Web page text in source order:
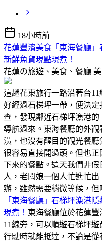
18小時前
花蓮豐濱美食「東海餐廳」
新鮮魚貨現點現煮！
花蓮の旅遊、美食、餐廳
這趟花東旅行一路沿著台
好經過石梯坪一帶，便決
查，發現鄰近石梯坪漁港的
導航過來。東海餐廳的外
潢，也沒有醒目的觀光餐
很容易直接開過頭。但也
下來的餐點。這天我們非
人，老闆娘一個人忙進忙
辦，雖然需要稍微等候，但
「東海餐廳」石梯坪漁港
現煮！ 東海餐廳位於花蓮
11線旁，可以順遊石梯坪
行駛時就能抵達，不論是